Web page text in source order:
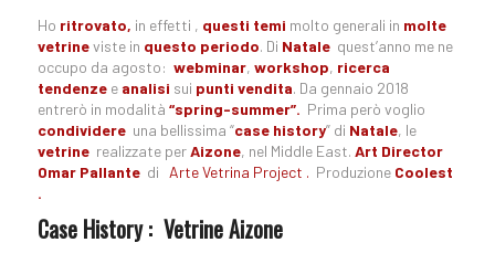
Ho ritrovato, in effetti , questi temi molto generali in molte
vetrineviste in questo periodo. Di Natalequest’anno me ne
occupo da agosto: webminar, workshop, ricerca
tendenzee analisi sui punti vendita. Da gennaio 2018
entrerò in modalità “spring-summer”. Prima però voglio
condividereuna bellissima “case history” di Natale, le
vetrinerealizzate perAizone, nel Middle East. Art Director
Omar Pallante di Arte Vetrina Project . Produzione Coolest
.
Case History : Vetrine Aizone